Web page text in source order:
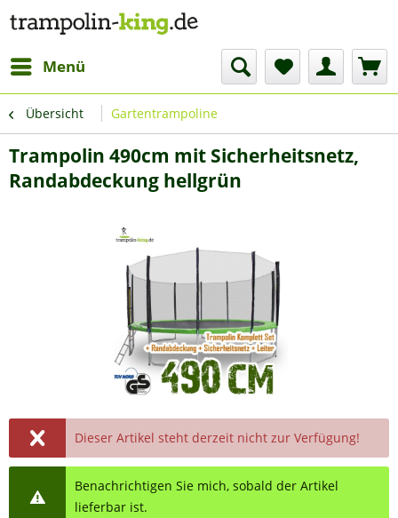
Menü
Übersicht Gartentrampoline
Trampolin 490cm mit Sicherheitsnetz,
Randabdeckung hellgrün
Dieser Artikel steht derzeit nicht zur Verfügung!
Benachrichtigen Sie mich, sobald der Artikel
lieferbar ist.